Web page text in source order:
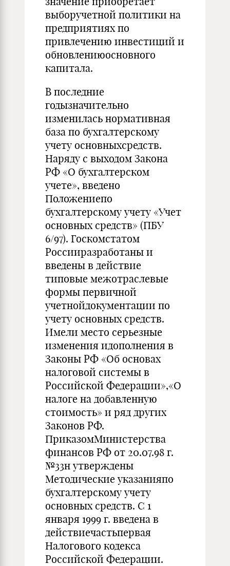
выборучетной политики на
предприятиях по
привлечению инвестиций и
обновлениюосновного
капитала.
В последние
годызначительно
изменилась нормативная
база по бухгалтерскому
учету основныхсредств.
Наряду с выходом Закона
РФ «О бухгалтерском
учете», введено
Положениепо
бухгалтерскому учету «Учет
основных средств» (ПБУ
6/97). Госкомстатом
Россииразработаны и
введены в действие
типовые межотраслевые
формы первичной
учетнойдокументации по
учету основных средств.
Имели место серьезные
изменения идополнения в
Законы РФ «Об основах
налоговой системы в
Российской Федерации»,«О
налоге на добавленную
стоимость» и ряд других
Законов РФ.
ПриказомМинистерства
финансов РФ от 20.07.98 г.
№33н утверждены
Методические указанияпо
бухгалтерскому учету
основных средств. С 1
января 1999 г. введена в
действиечастьпервая
Налогового кодекса
Российской Федерации.